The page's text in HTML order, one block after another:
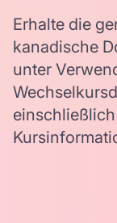
Erhalte die
kanadische
unter